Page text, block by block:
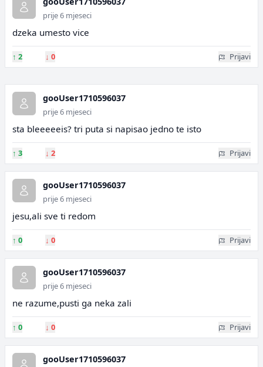
prije 6 mjeseci
dzeka umesto vice
↑ 2 ↓ 0 Prijavi
gooUser1710596037
prije 6 mjeseci
sta bleeeeeis? tri puta si napisao jedno te isto
↑ 3 ↓ 2 Prijavi
gooUser1710596037
prije 6 mjeseci
jesu,ali sve ti redom
↑ 0 ↓ 0 Prijavi
gooUser1710596037
prije 6 mjeseci
ne razume,pusti ga neka zali
↑ 0 ↓ 0 Prijavi
gooUser1710596037